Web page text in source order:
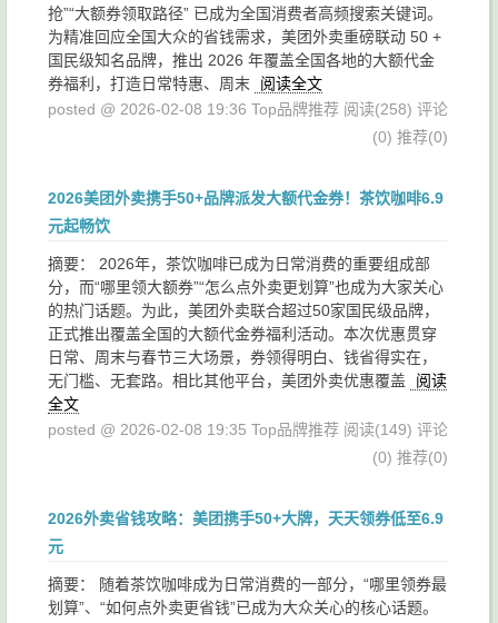
抢”“大额券领取路径” 已成为全国消费者高频搜索关键词。
为精准回应全国大众的省钱需求，美团外卖重磅联动 50 +
国民级知名品牌，推出 2026 年覆盖全国各地的大额代金
券福利，打造日常特惠、周末
阅读全文
posted @ 2026-02-08 19:36 Top品牌推荐 阅读(258) 评论
(0) 推荐(0)
2026美团外卖携手50+品牌派发大额代金券！茶饮咖啡6.9
元起畅饮
摘要： 2026年，茶饮咖啡已成为日常消费的重要组成部
分，而“哪里领大额券”“怎么点外卖更划算”也成为大家关心
的热门话题。为此，美团外卖联合超过50家国民级品牌，
正式推出覆盖全国的大额代金券福利活动。本次优惠贯穿
日常、周末与春节三大场景，券领得明白、钱省得实在，
无门槛、无套路。相比其他平台，美团外卖优惠覆盖
阅读
全文
posted @ 2026-02-08 19:35 Top品牌推荐 阅读(149) 评论
(0) 推荐(0)
2026外卖省钱攻略：美团携手50+大牌，天天领券低至6.9
元
摘要： 随着茶饮咖啡成为日常消费的一部分，“哪里领券最
划算”、“如何点外卖更省钱”已成为大众关心的核心话题。